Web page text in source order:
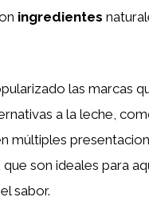
ingredientes
las marcas
a la leche,
múltiples
son ideales para
sabor.